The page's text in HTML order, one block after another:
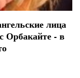
лица
Орбакайте - в